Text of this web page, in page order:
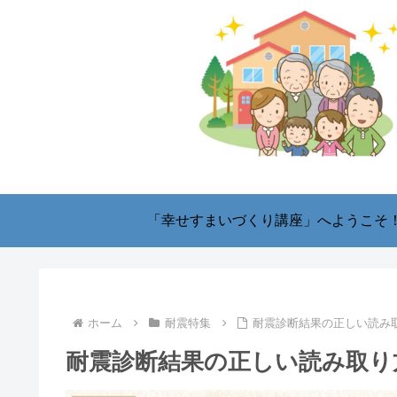
「幸せすまいづくり講座」へようこそ
ホーム 耐震特集 耐震診断結果の正しい読み
耐震診断結果の正しい読み取